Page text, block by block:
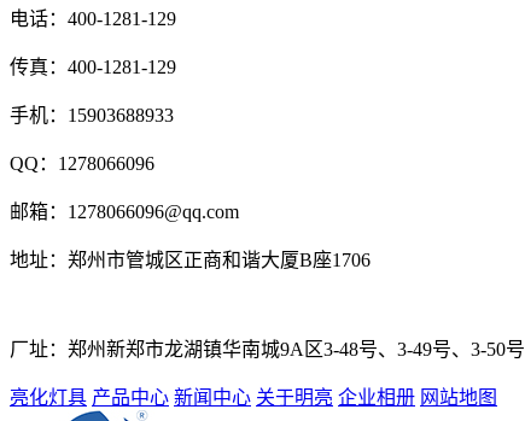
电话： 400-1281-129
传真： 400-1281-129
手机： 15903688933
QQ： 1278066096
邮箱： 1278066096@qq.com
地址： 郑州市管城区正商和谐大厦B座1706
厂址： 郑州新郑市龙湖镇华南城9A区3-48号、3-49号、3-50号
亮化灯具 产品中心 新闻中心 关于明亮 企业相册 网站地图